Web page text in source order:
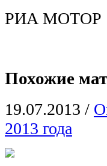
РИА МОТОР
Похожие
19.07.2013 /
2013 года